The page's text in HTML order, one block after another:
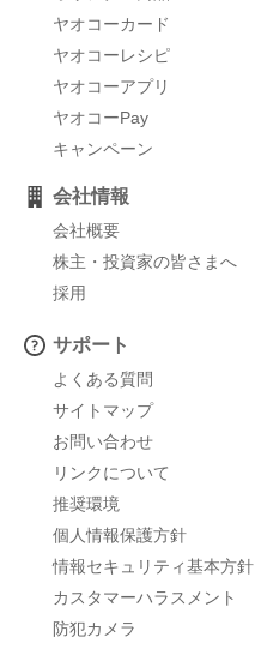
ヤオコーカード
ヤオコーレシピ
ヤオコーアプリ
ヤオコーPay
キャンペーン
会社情報
会社概要
株主・投資家の皆さまへ
採用
サポート
よくある質問
サイトマップ
お問い合わせ
リンクについて
推奨環境
個人情報保護方針
情報セキュリティ基本方針
カスタマーハラスメント
防犯カメラ